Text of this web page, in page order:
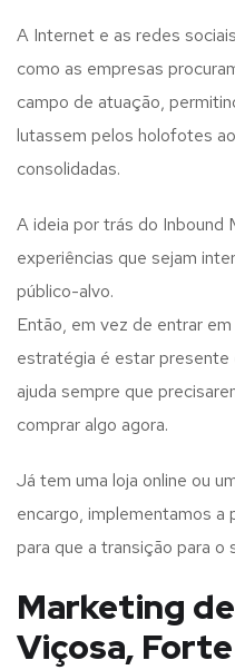
A Internet e as redes
como as empresas
campo de atuação,
lutassem pelos holofotes
consolidadas.
A ideia por trás do Inbound
experiências que sejam
público-alvo.
Então, em vez de entrar
estratégia é estar presente
ajuda sempre que
comprar algo agora.
Já tem uma loja online ou
encargo, implementamos
para que a transição para
Marketing
Viçosa,